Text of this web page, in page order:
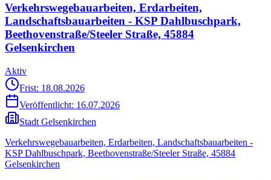
Verkehrswegebauarbeiten, Erdarbeiten,
Landschaftsbauarbeiten - KSP Dahlbuschpark,
Beethovenstraße/Steeler Straße, 45884
Gelsenkirchen
Aktiv
Frist: 18.08.2026
Veröffentlicht: 16.07.2026
Stadt Gelsenkirchen
Verkehrswegebauarbeiten, Erdarbeiten, Landschaftsbauarbeiten -
KSP Dahlbuschpark, Beethovenstraße/Steeler Straße, 45884
Gelsenkirchen